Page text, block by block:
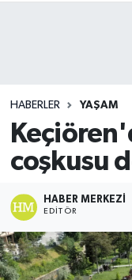
HABERLER YAŞAM
coşkusu
HABER MERKEZI
EDITÖR
Son Dakika
Haber Arşivi